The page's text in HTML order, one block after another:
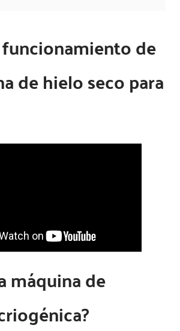
de
de hielo seco para
máquina de